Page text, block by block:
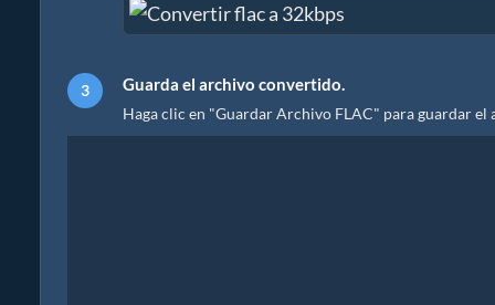
Guarda el archivo convertido.
Haga clic en "Guardar Archivo FLAC" para guardar